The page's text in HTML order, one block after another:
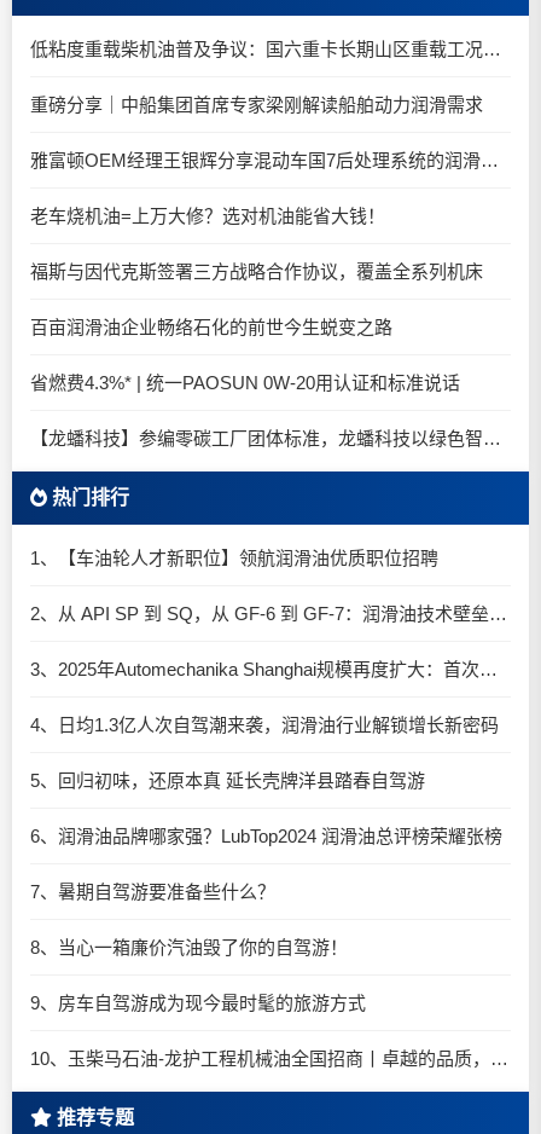
低粘度重载柴机油普及争议：国六重卡长期山区重载工况是否适合0W-20柴油机油？
重磅分享｜中船集团首席专家梁刚解读船舶动力润滑需求
雅富顿OEM经理王银辉分享混动车国7后处理系统的润滑油要求
老车烧机油=上万大修？选对机油能省大钱！
福斯与因代克斯签署三方战略合作协议，覆盖全系列机床
百亩润滑油企业畅络石化的前世今生蜕变之路
省燃费4.3%* | 统一PAOSUN 0W-20用认证和标准说话
【龙蟠科技】参编零碳工厂团体标准，龙蟠科技以绿色智造锚定零碳未来
热门排行
1、【车油轮人才新职位】领航润滑油优质职位招聘
2、从 API SP 到 SQ，从 GF-6 到 GF-7：润滑油技术壁垒再升高，你准备好了吗？
3、2025年Automechanika Shanghai规模再度扩大：首次启用国家会展中心（上海）全部15个展馆
4、日均1.3亿人次自驾潮来袭，润滑油行业解锁增长新密码​
5、回归初味，还原本真 延长壳牌洋县踏春自驾游
6、润滑油品牌哪家强？LubTop2024 润滑油总评榜荣耀张榜
7、暑期自驾游要准备些什么？
8、当心一箱廉价汽油毁了你的自驾游！
9、房车自驾游成为现今最时髦的旅游方式
10、玉柴马石油-龙护工程机械油全国招商丨卓越的品质，专业的品牌！
推荐专题